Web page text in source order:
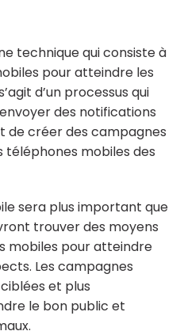
technique qui consiste à
pour atteindre les
d’un processus qui
des notifications
de créer des campagnes
téléphones mobiles des
sera plus important que
trouver des moyens
mobiles pour atteindre
Les campagnes
et plus
le bon public et